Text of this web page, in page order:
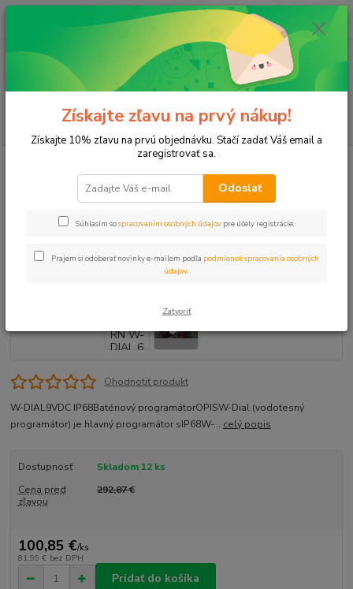
Menu
(Po-Pia, 8-17 hod.)
ks
za0 €
Programátor RN W-DIAL 6 9V, IP68
Programátor RN W-DIAL 6 9V,
Akcia - 66 %
Ohodnotiť produkt
W-DIAL9VDC IP68Batériový programátorOPISW-Dial (vodotesný
programátor) je hlavný programátor sIP68W-... celý popis
Dostupnosť
Skladom 12 ks
Cena pred
zľavou
292,87 €
100,85 €/ks
81,99 € bez DPH
Pridať do košíka
Získajte zľavu na prvý nákup!
Získajte 10% zľavu na prvú objednávku. Stačí zadať Váš email a
zaregistrovať sa.
Odoslať
Súhlasím sospracovaním osobných údajov pre účely registrácie.
Prajem si odoberať novinky e-mailom podľa podmienok spracovania osobných
údajov
Zatvoriť